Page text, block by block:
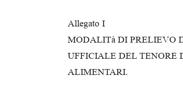
Allegato I
MODALITà DI PRELIEVO
UFFICIALE DEL TENORE
ALIMENTARI.